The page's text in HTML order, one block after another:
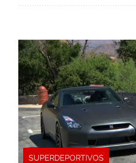
SUPERDEPORTIVOS